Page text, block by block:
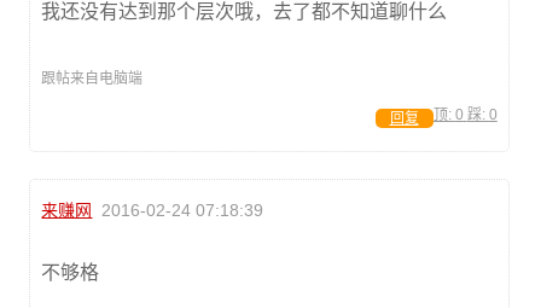
我还没有达到那个层次哦，去了都不知道聊什么
跟帖来自电脑端
顶: 0 踩: 0
回复
来赚网 2016-02-24 07:18:39
不够格